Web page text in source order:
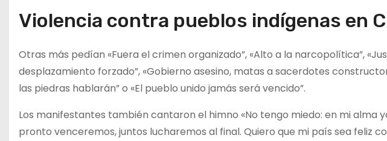
Violencia contra pueblos indígenas en
Otras más pedían «Fuera el crimen organizado”, «Alto a la narcopolítica”,
desplazamiento forzado”, «Gobierno asesino, matas a sacerdotes
las piedras hablarán” o «El pueblo unido jamás será vencido”.
Los manifestantes también cantaron el himno «No tengo miedo: en mi alma
pronto venceremos, juntos lucharemos al final. Quiero que mi país sea feliz